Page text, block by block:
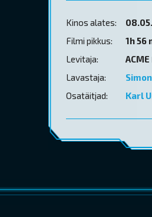
Kinos alates:
Filmi pikkus:
1h 56
Levitaja:
Lavastaja:
Osatäitjad:
Karl